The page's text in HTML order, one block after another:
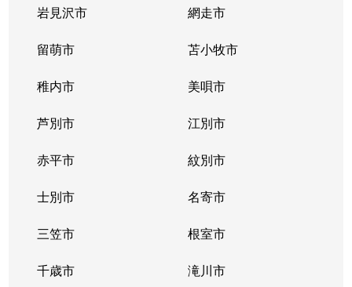
岩見沢市 網走市
留萌市 苫小牧市
稚内市 美唄市
芦別市 江別市
赤平市 紋別市
士別市 名寄市
三笠市 根室市
千歳市 滝川市